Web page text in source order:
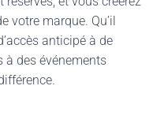
votre marque. Qu’il
anticipé à de
à des événements